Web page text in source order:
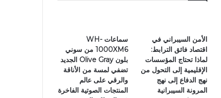
الأمن السيبراني في
اقتصاد فائق الترابط:
لماذا تحتاج المؤسسات
الإقليمية إلى التحول من
نهج الدفاع إلى نهج
المرونة السيبرانية
سماعات WH-
1000XM6 من سوني
بلون Olive Gray الجديد
تضفي لمسة من الأناقة
والرقي على عالم
المنتجات الصوتية الفاخرة